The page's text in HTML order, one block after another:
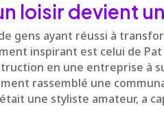
loisir devient
gens ayant réussi à
inspirant est celui de
en une entreprise à
rassemblé une
une styliste amateur, a